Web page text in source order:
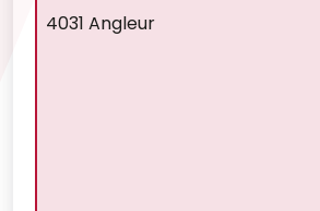
4031 Angleur